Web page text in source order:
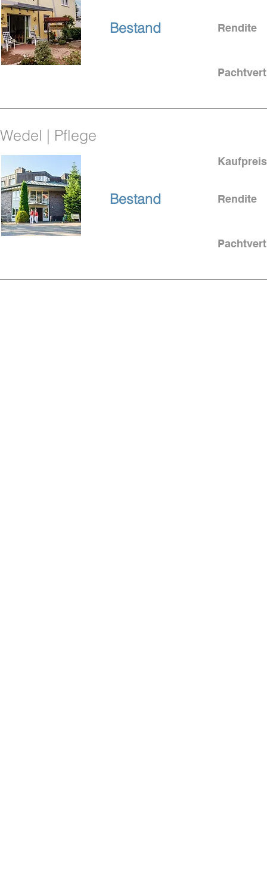
am Bodensee
Bestand Rendite
Wedel | Pflege
bei Hamburg
Bestand
Kaufpreis
Rendite